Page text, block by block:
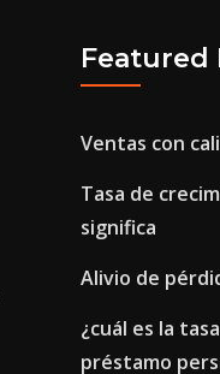
Featured
Ventas con
Tasa de
significa
Alivio de
¿cuál es la
préstamo